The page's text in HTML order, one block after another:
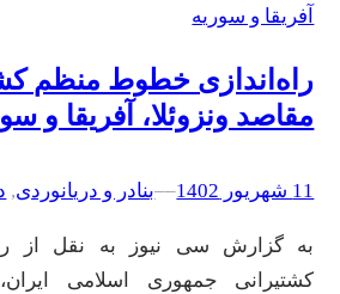
راه‌اندازی خطوط منظم
مقاصد ونزوئلا، آفریقا و
11 شهریور 1402 –
–بنادر و دریانوردی,
به گزارش سی نیوز به نقل از
کشتیرانی جمهوری اسلامی